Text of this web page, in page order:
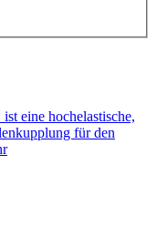
eine hochelastische,
für den